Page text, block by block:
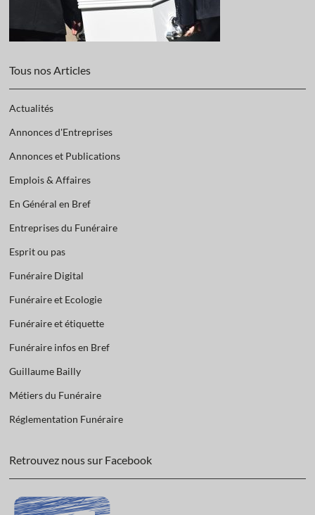
Tous nos Articles
Actualités
Annonces d'Entreprises
Annonces et Publications
Emplois & Affaires
En Général en Bref
Entreprises du Funéraire
Esprit ou pas
Funéraire Digital
Funéraire et Ecologie
Funéraire et étiquette
Funéraire infos en Bref
Guillaume Bailly
Métiers du Funéraire
Réglementation Funéraire
Retrouvez nous sur Facebook